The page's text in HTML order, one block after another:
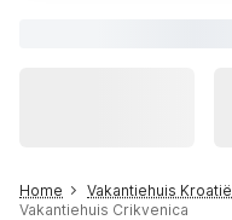
Home Vakantiehuis Kroatië
Vakantiehuis Crikvenica